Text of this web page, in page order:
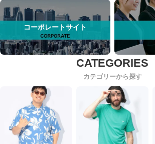
コーポレートサイト
カテゴリーから探す